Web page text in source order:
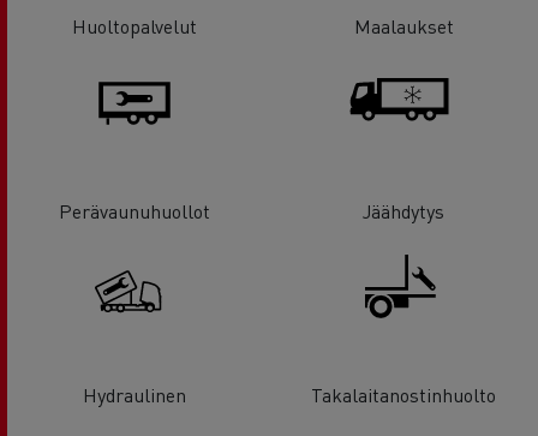
Huoltopalvelut Maalaukset
Perävaunuhuollot Jäähdytys
Hydraulinen Takalaitanostinhuolto